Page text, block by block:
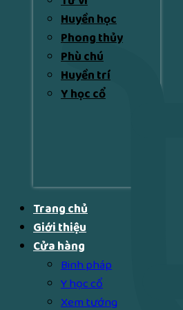
Huyền học
Phong thủy
Phù chú
Huyền trí
Y học cổ
Trang chủ
Giới thiệu
Cửa hàng
Binh pháp
Y học cổ
Xem tướng